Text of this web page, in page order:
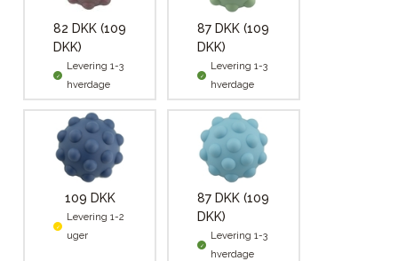
82 DKK (109
DKK)
Levering 1-3
hverdage
87 DKK (109
DKK)
Levering 1-3
hverdage
109 DKK
Levering 1-2
uger
87 DKK (109
DKK)
Levering 1-3
hverdage